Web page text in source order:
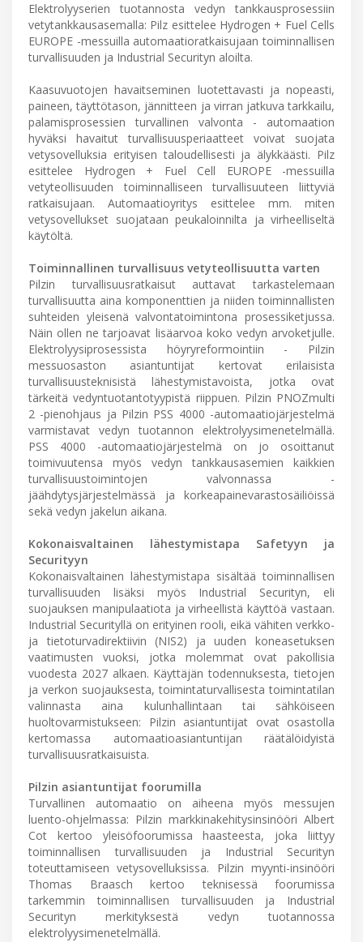
Elektrolyyserien tuotannosta vedyn tankkausprosessiin
vetytankkausasemalla: Pilz esittelee Hydrogen + Fuel Cells
EUROPE -messuilla automaatioratkaisujaan toiminnallisen
turvallisuuden ja Industrial Securityn aloilta.
Kaasuvuotojen havaitseminen luotettavasti ja nopeasti,
paineen, täyttötason, jännitteen ja virran jatkuva tarkkailu,
palamisprosessien turvallinen valvonta - automaation
hyväksi havaitut turvallisuusperiaatteet voivat suojata
vetysovelluksia erityisen taloudellisesti ja älykkäästi. Pilz
esittelee Hydrogen + Fuel Cell EUROPE -messuilla
vetyteollisuuden toiminnalliseen turvallisuuteen liittyviä
ratkaisujaan. Automaatioyritys esittelee mm. miten
vetysovellukset suojataan peukaloinnilta ja virheelliseltä
käytöltä.
Toiminnallinen turvallisuus vetyteollisuutta varten
Pilzin turvallisuusratkaisut auttavat tarkastelemaan
turvallisuutta aina komponenttien ja niiden toiminnallisten
suhteiden yleisenä valvontatoimintona prosessiketjussa.
Näin ollen ne tarjoavat lisäarvoa koko vedyn arvoketjulle.
Elektrolyysiprosessista höyryreformointiin - Pilzin
messuosaston asiantuntijat kertovat erilaisista
turvallisuusteknisistä lähestymistavoista, jotka ovat
tärkeitä vedyntuotantotyypistä riippuen. Pilzin PNOZmulti
2 -pienohjaus ja Pilzin PSS 4000 -automaatiojärjestelmä
varmistavat vedyn tuotannon elektrolyysimenetelmällä.
PSS 4000 -automaatiojärjestelmä on jo osoittanut
toimivuutensa myös vedyn tankkausasemien kaikkien
turvallisuustoimintojen valvonnassa -
jäähdytysjärjestelmässä ja korkeapainevarastosäiliöissä
sekä vedyn jakelun aikana.
Kokonaisvaltainen lähestymistapa Safetyyn ja
Securityyn
Kokonaisvaltainen lähestymistapa sisältää toiminnallisen
turvallisuuden lisäksi myös Industrial Securityn, eli
suojauksen manipulaatiota ja virheellistä käyttöä vastaan.
Industrial Securityllä on erityinen rooli, eikä vähiten verkko-
ja tietoturvadirektiivin (NIS2) ja uuden koneasetuksen
vaatimusten vuoksi, jotka molemmat ovat pakollisia
vuodesta 2027 alkaen. Käyttäjän todennuksesta, tietojen
ja verkon suojauksesta, toimintaturvallisesta toimintatilan
valinnasta aina kulunhallintaan tai sähköiseen
huoltovarmistukseen: Pilzin asiantuntijat ovat osastolla
kertomassa automaatioasiantuntijan räätälöidyistä
turvallisuusratkaisuista.
Pilzin asiantuntijat foorumilla
Turvallinen automaatio on aiheena myös messujen
luento-ohjelmassa: Pilzin markkinakehitysinsinööri Albert
Cot kertoo yleisöfoorumissa haasteesta, joka liittyy
toiminnallisen turvallisuuden ja Industrial Securityn
toteuttamiseen vetysovelluksissa. Pilzin myynti-insinööri
Thomas Braasch kertoo teknisessä foorumissa
tarkemmin toiminnallisen turvallisuuden ja Industrial
Securityn merkityksestä vedyn tuotannossa
elektrolyysimenetelmällä.